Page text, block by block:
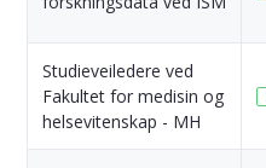
Studieveiledere ved
Fakultet for medisin og
helsevitenskap - MH